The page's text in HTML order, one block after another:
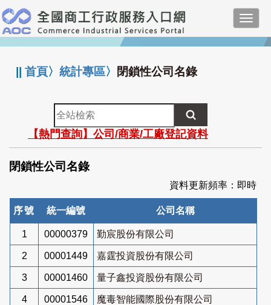
跳
到
主
要
:::
||首頁〉統計專區〉 閉鎖性公司名錄
全
站
檢
索
【熱門查詢】公司/商業/工廠登記資料
閉鎖性公司名錄
資料更新頻率：即時
序號 統一編號 公司名稱
1 00000379 勤宸股份有限公司
2 00001449 嘉霆投資股份有限公司
3 00001460 量子鑫投資股份有限公司
4 00001546 魔毒智能國際股份有限公司